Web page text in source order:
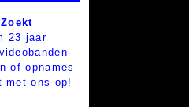
23 jaar
of opnames
met ons op!